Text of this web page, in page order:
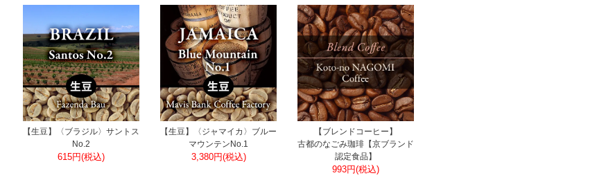
【生豆】〈ブラジル〉サントス
No.2
615円(税込)
【生豆】〈ジャマイカ〉ブルー
マウンテンNo.1
3,380円(税込)
【ブレンドコーヒー】
古都のなごみ珈琲【京ブランド
認定食品】
993円(税込)